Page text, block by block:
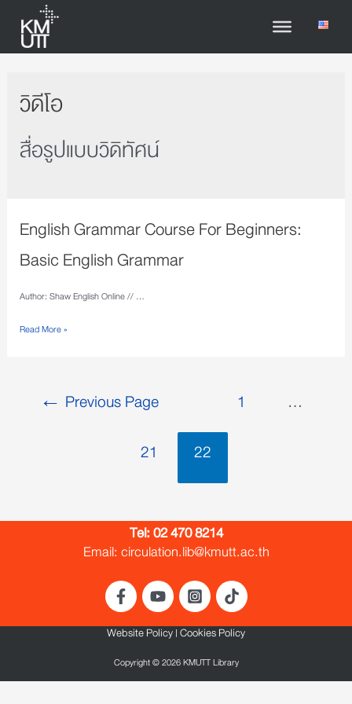
วิดีโอ
สื่อรูปแบบวิดิทัศน์
English Grammar Course For Beginners:
Basic English Grammar
Author: Shaw English Online // …
Read More »
← Previous Page …
21 22
Tel: 02 470 8214
Email: circulation.lib@kmutt.ac.th
Website Policy Cookies Policy
Copyright © 2026 KMUTT Library